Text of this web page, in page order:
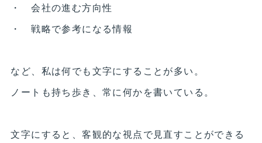
・ 会社の進む方向性
・ 戦略で参考になる情報
など、私は何でも文字にすることが多い。
ノートも持ち歩き、常に何かを書いている。
文字にすると、客観的な視点で見直すことができる